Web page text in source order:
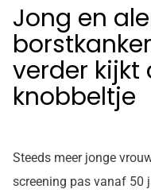
Jong en
verder kijkt
knobbeltje
Steeds meer jonge
screening pas vanaf 50